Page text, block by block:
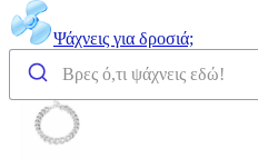
Ψάχνεις για δροσιά;